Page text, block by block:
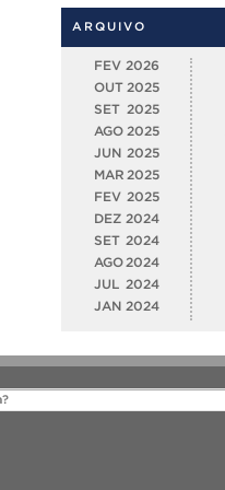
ARQUIVO
FEV 2026
OUT 2025
SET 2025
AGO 2025
JUN 2025
MAR 2025
FEV 2025
DEZ 2024
SET 2024
AGO 2024
JUL 2024
JAN 2024